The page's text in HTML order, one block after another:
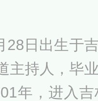
先后荣获
央视十佳
2008年金鹰
等荣誉。
28日出生于
主持人，毕
年，进入